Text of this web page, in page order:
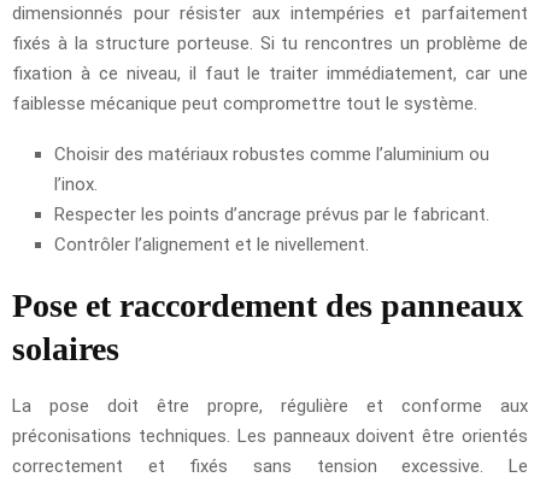
dimensionnés pour résister aux intempéries et parfaitement
fixés à la structure porteuse. Si tu rencontres un problème de
fixation à ce niveau, il faut le traiter immédiatement, car une
faiblesse mécanique peut compromettre tout le système.
Choisir des matériaux robustes comme l’aluminium ou
l’inox.
Respecter les points d’ancrage prévus par le fabricant.
Contrôler l’alignement et le nivellement.
Pose et raccordement des panneaux
solaires
La pose doit être propre, régulière et conforme aux
préconisations techniques. Les panneaux doivent être orientés
correctement et fixés sans tension excessive. Le